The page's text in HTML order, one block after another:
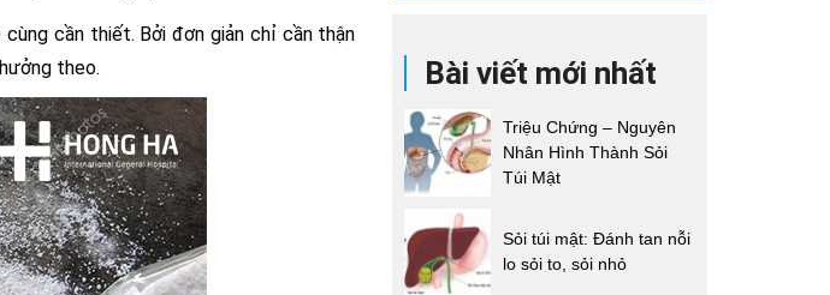
cần thiết. Bởi đơn giản chỉ cần thận
theo.
Bài viết mới nhất
Triệu Chứng – Nguyên
Nhân Hình Thành Sỏi
Túi Mật
Sỏi túi mật: Đánh tan nỗi
lo sỏi to, sỏi nhỏ